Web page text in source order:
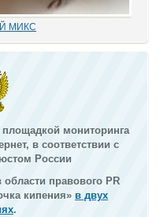
МИКС
«малости», как
статей обвинения без
и возбуждения другого
мониторинга
в соответствии с
России
правового PR
кипения» в двух
.